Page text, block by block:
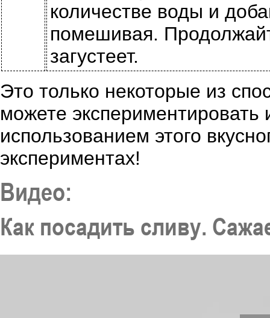
количестве воды и
помешивая.
загустеет.
Это только некоторые из
можете
использованием этого
экспериментах!
Видео:
Как посадить сливу.